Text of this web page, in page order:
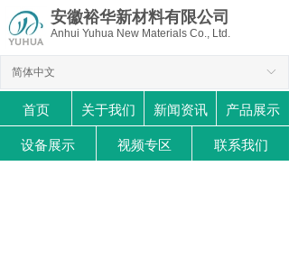
首页 关于我们 新闻资讯
产品展示
设备展示
视频专区 联系我们
ꀅ
简体中文
安徽裕华新材料有限公司
Anhui Yuhua New Materials Co., Ltd.